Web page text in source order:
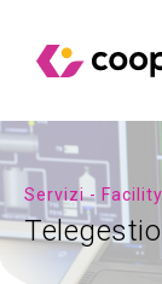
Servizi -